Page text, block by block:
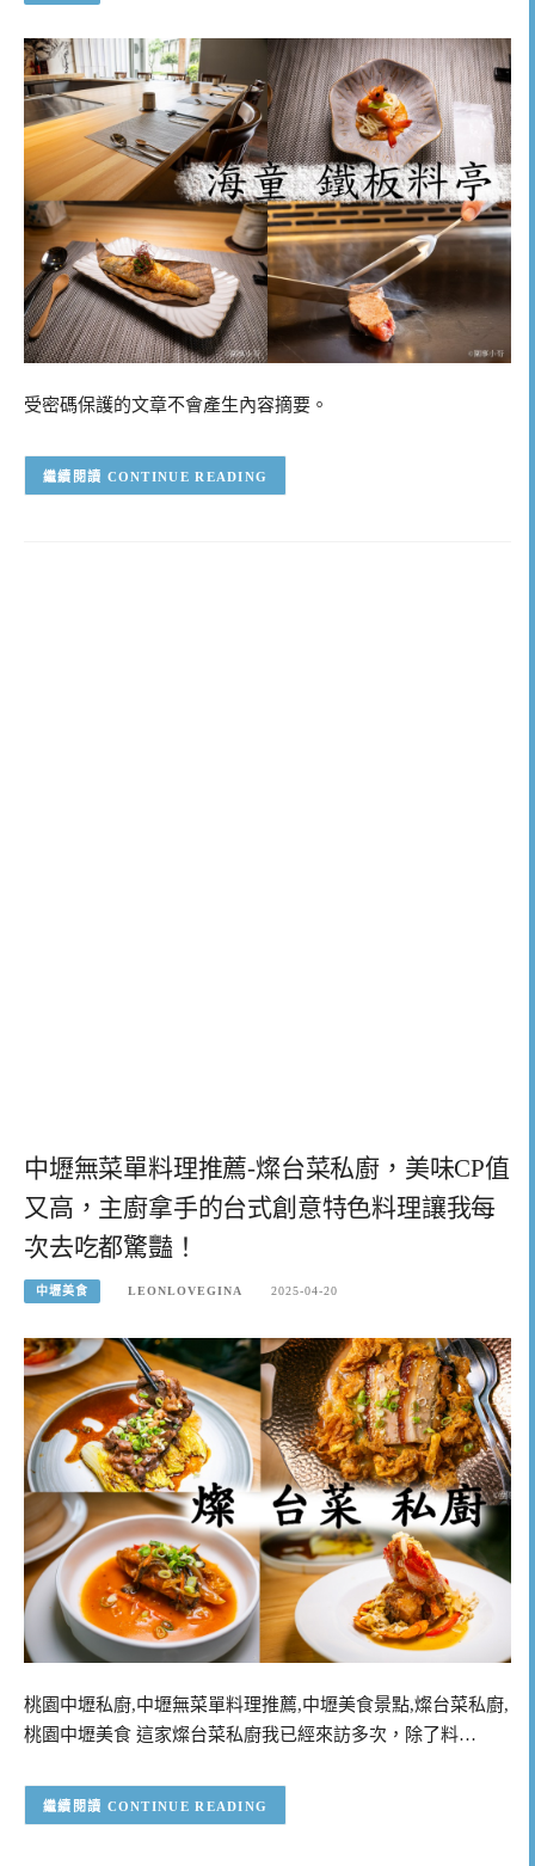
受密碼保護的文章不會產生內容摘要。
CONTINUE READING
中壢無菜單料理推薦-燦台菜私廚，美味CP值
又高，主廚拿手的台式創意特色料理讓我每
次去吃都驚豔！
中壢美食 LEONLOVEGINA 2025-04-20
桃園中壢私廚,中壢無菜單料理推薦,中壢美食景點,燦台菜私廚,
桃園中壢美食 這家燦台菜私廚我已經來訪多次，除了料…
CONTINUE READING